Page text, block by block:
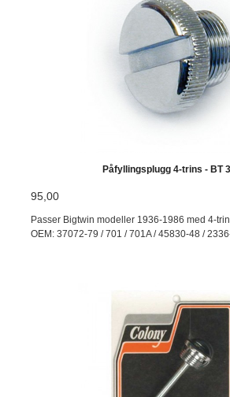
Påfyllingsplugg 4-trins - BT
95,00
Passer Bigtwin modeller 1936-1986 med 4-
OEM: 37072-79 / 701 / 701A / 45830-48 /